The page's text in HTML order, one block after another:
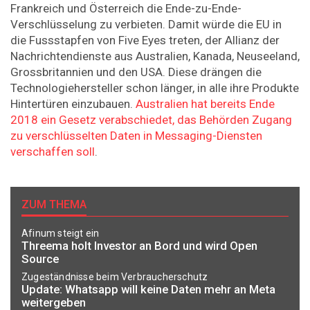
Frankreich und Österreich die Ende-zu-Ende-
Verschlüsselung zu verbieten. Damit würde die EU in
die Fussstapfen von Five Eyes treten, der Allianz der
Nachrichtendienste aus Australien, Kanada, Neuseeland,
Grossbritannien und den USA. Diese drängen die
Technologiehersteller schon länger, in alle ihre Produkte
Hintertüren einzubauen. Australien hat bereits Ende
2018 ein Gesetz verabschiedet, das Behörden Zugang
zu verschlüsselten Daten in Messaging-Diensten
verschaffen soll.
ZUM THEMA
Afinum steigt ein
Threema holt Investor an Bord und wird Open
Source
Zugeständnisse beim Verbraucherschutz
Update: Whatsapp will keine Daten mehr an Meta
weitergeben